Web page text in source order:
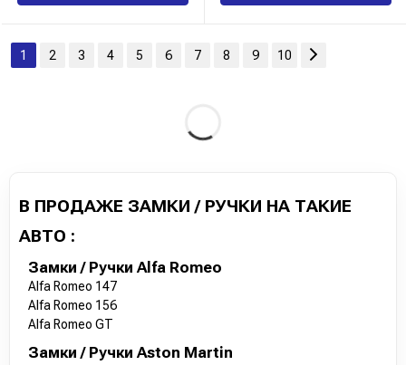
1 2 3 4 5 6 7 8 9 10
В ПРОДАЖЕ ЗАМКИ / РУЧКИ НА ТАКИЕ
АВТО :
Замки / Ручки Alfa Romeo
Alfa Romeo 147
Alfa Romeo 156
Alfa Romeo GT
Замки / Ручки Aston Martin